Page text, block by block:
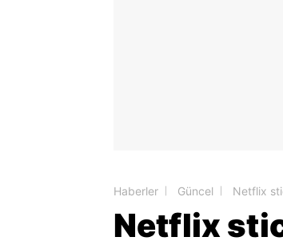
Haberler Güncel Netflix
Netflix